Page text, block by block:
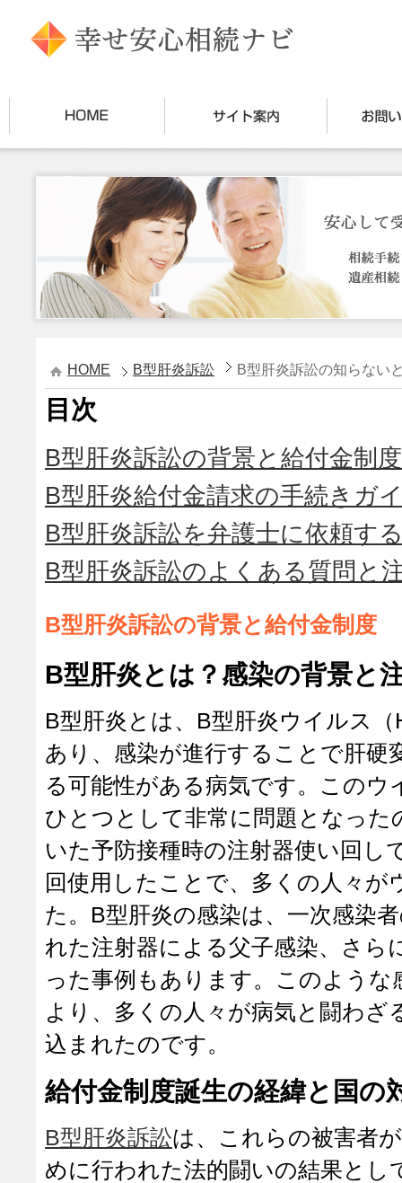
HOME B型肝炎訴訟 B型肝炎訴訟の知らない
目次
B型肝炎訴訟の背景と給付金制度
B型肝炎給付金請求の手続きガ
B型肝炎訴訟を弁護士に依頼す
B型肝炎訴訟のよくある質問と
B型肝炎訴訟の背景と給付金制度
B型肝炎とは？感染の背景と
B型肝炎とは、B型肝炎ウイルス
あり、感染が進行することで肝硬
る可能性がある病気です。このウ
ひとつとして非常に問題となった
いた予防接種時の注射器使い回し
回使用したことで、多くの人々が
た。B型肝炎の感染は、一次感染
れた注射器による父子感染、さら
った事例もあります。このような
より、多くの人々が病気と闘わざ
込まれたのです。
給付金制度誕生の経緯と国の
B型肝炎訴訟は、これらの被害者
めに行われた法的闘いの結果とし